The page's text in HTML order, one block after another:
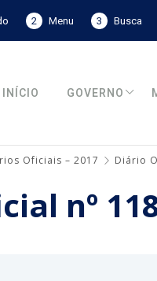
2 Menu 3 Busca
INÍCIO GOVERNO
Oficiais – 2017 Diário
nº